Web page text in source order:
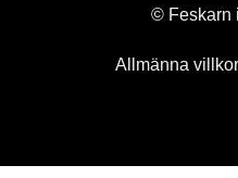
© Feskarn
Allmänna villkor